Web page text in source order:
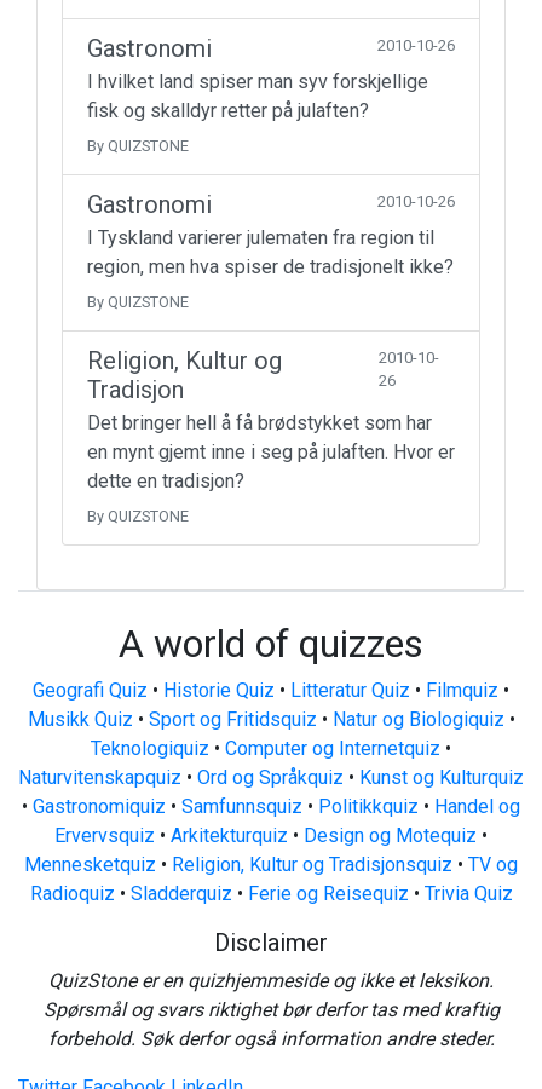
Gastronomi 2010-10-26
I hvilket land spiser man syv forskjellige
fisk og skalldyr retter på julaften?
By QUIZSTONE
Gastronomi 2010-10-26
I Tyskland varierer julematen fra region til
region, men hva spiser de tradisjonelt ikke?
By QUIZSTONE
Religion, Kultur og
Tradisjon
2010-10-
26
Det bringer hell å få brødstykket som har
en mynt gjemt inne i seg på julaften. Hvor er
dette en tradisjon?
By QUIZSTONE
A world of quizzes
Geografi Quiz • Historie Quiz • Litteratur Quiz • Filmquiz •
Musikk Quiz • Sport og Fritidsquiz • Natur og Biologiquiz •
Teknologiquiz • Computer og Internetquiz •
Naturvitenskapquiz • Ord og Språkquiz • Kunst og Kulturquiz
• Gastronomiquiz • Samfunnsquiz • Politikkquiz • Handel og
Ervervsquiz • Arkitekturquiz • Design og Motequiz •
Mennesketquiz • Religion, Kultur og Tradisjonsquiz • TV og
Radioquiz • Sladderquiz • Ferie og Reisequiz • Trivia Quiz
Disclaimer
QuizStone er en quizhjemmeside og ikke et leksikon.
Spørsmål og svars riktighet bør derfor tas med kraftig
forbehold. Søk derfor også information andre steder.